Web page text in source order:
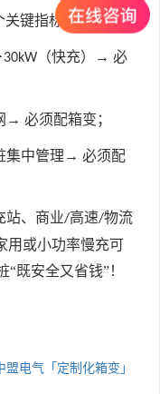
关键指标”
30kW （快充）→ 必
→ 必须配箱变；
集中管理→ 必须配
站、商业/高速/物流
用或小功率慢充可
既安全又省钱”！
电气「定制化箱变」